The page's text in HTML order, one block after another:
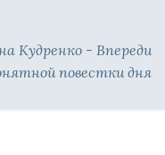
Кудренко - Впереди
повестки дня